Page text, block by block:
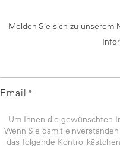
Melden Sie sich zu unserem
Email *
Um Ihnen die gewünschten
Wenn Sie damit
das folgende